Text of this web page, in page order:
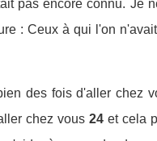
pas encore connu. Je
: Ceux à qui l'on
des fois d'aller chez
chez vous 24 et cela